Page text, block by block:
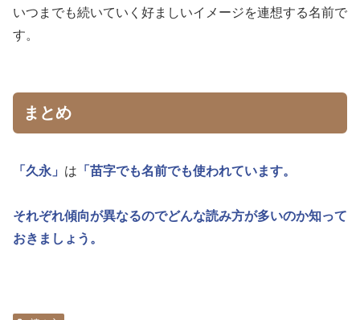
いつまでも続いていく好ましいイメージを連想する名前で
す。
まとめ
「久永」 は 「苗字でも名前でも使われています。
それぞれ傾向が異なるのでどんな読み方が多いのか知って
おきましょう。